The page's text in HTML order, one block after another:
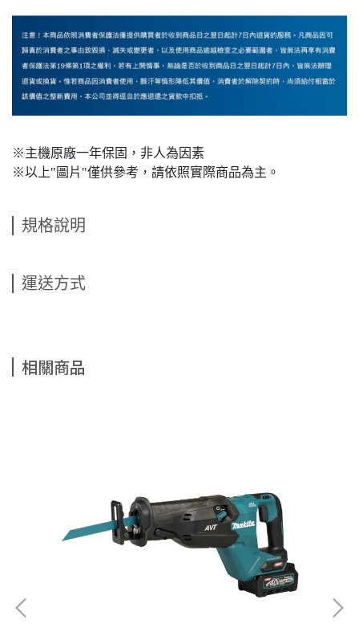
※主機原廠一年保固，非人為因素
※以上"圖片"僅供參考，請依照實際商品為主。
規格說明
運送方式
相關商品